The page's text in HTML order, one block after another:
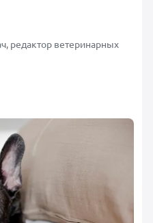
редактор ветеринарных